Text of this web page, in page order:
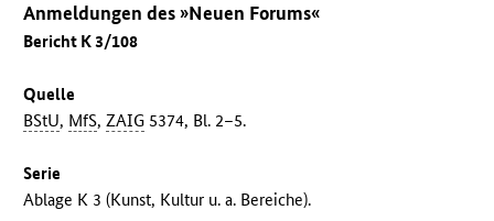
Anmeldungen des »Neuen Forums«
Bericht K 3/108
Quelle
BStU, MfS,ZAIG 5374, Bl. 2–5.
Serie
Ablage K 3 (Kunst, Kultur u. a. Bereiche).